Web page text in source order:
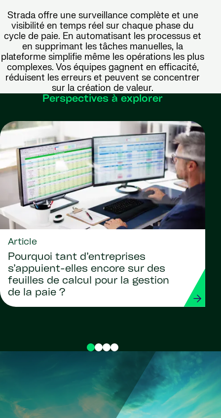
Strada offre une surveillance complète et une
visibilité en temps réel sur chaque phase du
cycle de paie. En automatisant les processus et
en supprimant les tâches manuelles, la
plateforme simplifie même les opérations les plus
complexes. Vos équipes gagnent en efficacité,
réduisent les erreurs et peuvent se concentrer
sur la création de valeur.
Perspectives à explorer
Article
Pourquoi tant d’entreprises
s’appuient-elles encore sur des
feuilles de calcul pour la gestion
de la paie ?